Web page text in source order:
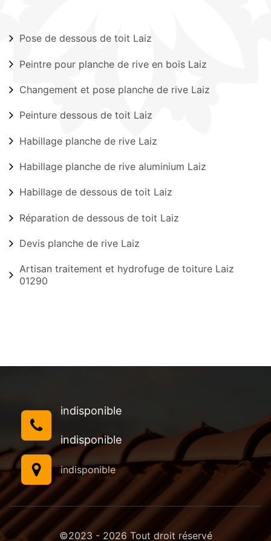
Pose de dessous de toit Laiz
Peintre pour planche de rive en bois Laiz
Changement et pose planche de rive Laiz
Peinture dessous de toit Laiz
Habillage planche de rive Laiz
Habillage planche de rive aluminium Laiz
Habillage de dessous de toit Laiz
Réparation de dessous de toit Laiz
Devis planche de rive Laiz
Artisan traitement et hydrofuge de toiture Laiz
01290
indisponible
indisponible
indisponible
©2023 - 2026 Tout droit réservé